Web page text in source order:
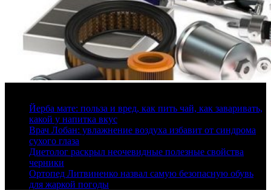
Йерба мате: польза и вред, как пить чай, как заваривать,
какой у напитка вкус
Врач Лобан: увлажнение воздуха избавит от синдрома
сухого глаза
Диетолог раскрыл неочевидные полезные свойства
черники
Ортопед Литвиненко назвал самую безопасную обувь
для жаркой погоды